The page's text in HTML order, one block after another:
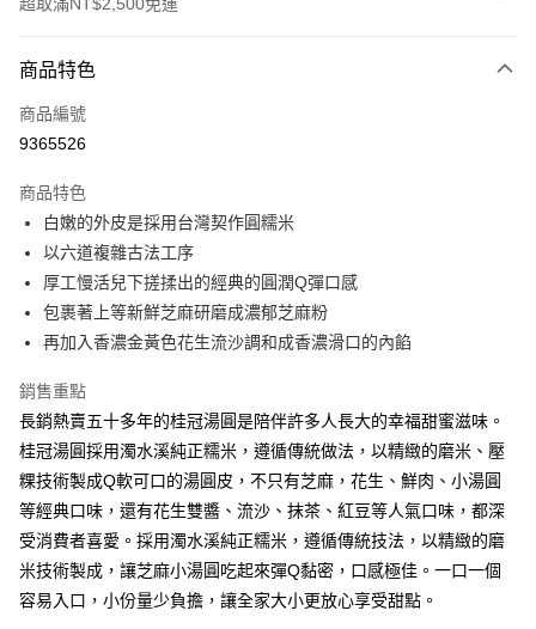
信用卡一次付款
LINE Pay
悠遊付
Google Pay
全盈+PAY
ATM付款
冷凍7-11取貨(5kg以內，尺寸不超過90cm)
每筆NT$200，滿NT$2,500(含以上)免運費
黑貓冷凍宅配-(限重20kg以下)
冷凍付款後門市自取
商品特色
商品編號
9365526
商品特色
白嫩的外皮是採用台灣契作圓糯米
以六道複雜古法工序
厚工慢活兒下搓揉出的經典的圓潤Q彈口感
包裹著上等新鮮芝麻研磨成濃郁芝麻粉
再加入香濃金黃色花生流沙調和成香濃滑口的內餡
銷售重點
長銷熱賣五十多年的桂冠湯圓是陪伴許多人長大的幸福甜蜜滋味。
桂冠湯圓採用濁水溪純正糯米，遵循傳統做法，以精緻的磨米、壓
粿技術製成Q軟可口的湯圓皮，不只有芝麻，花生、鮮肉、小湯圓
等經典口味，還有花生雙醬、流沙、抹茶、紅豆等人氣口味，都深
受消費者喜愛。採用濁水溪純正糯米，遵循傳統技法，以精緻的磨
米技術製成，讓芝麻小湯圓吃起來彈Q黏密，口感極佳。一口一個
容易入口，小份量少負擔，讓全家大小更放心享受甜點。